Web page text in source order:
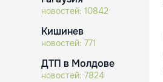
новостей: 10842
Кишинев
новостей: 771
ДТП в Молдове
новостей: 7824